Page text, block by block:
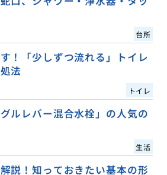
台所
！「少しずつ流れる」トイレ
法
トイレ
ルレバー混合水栓」の人気の
生活
説！知っておきたい基本の形